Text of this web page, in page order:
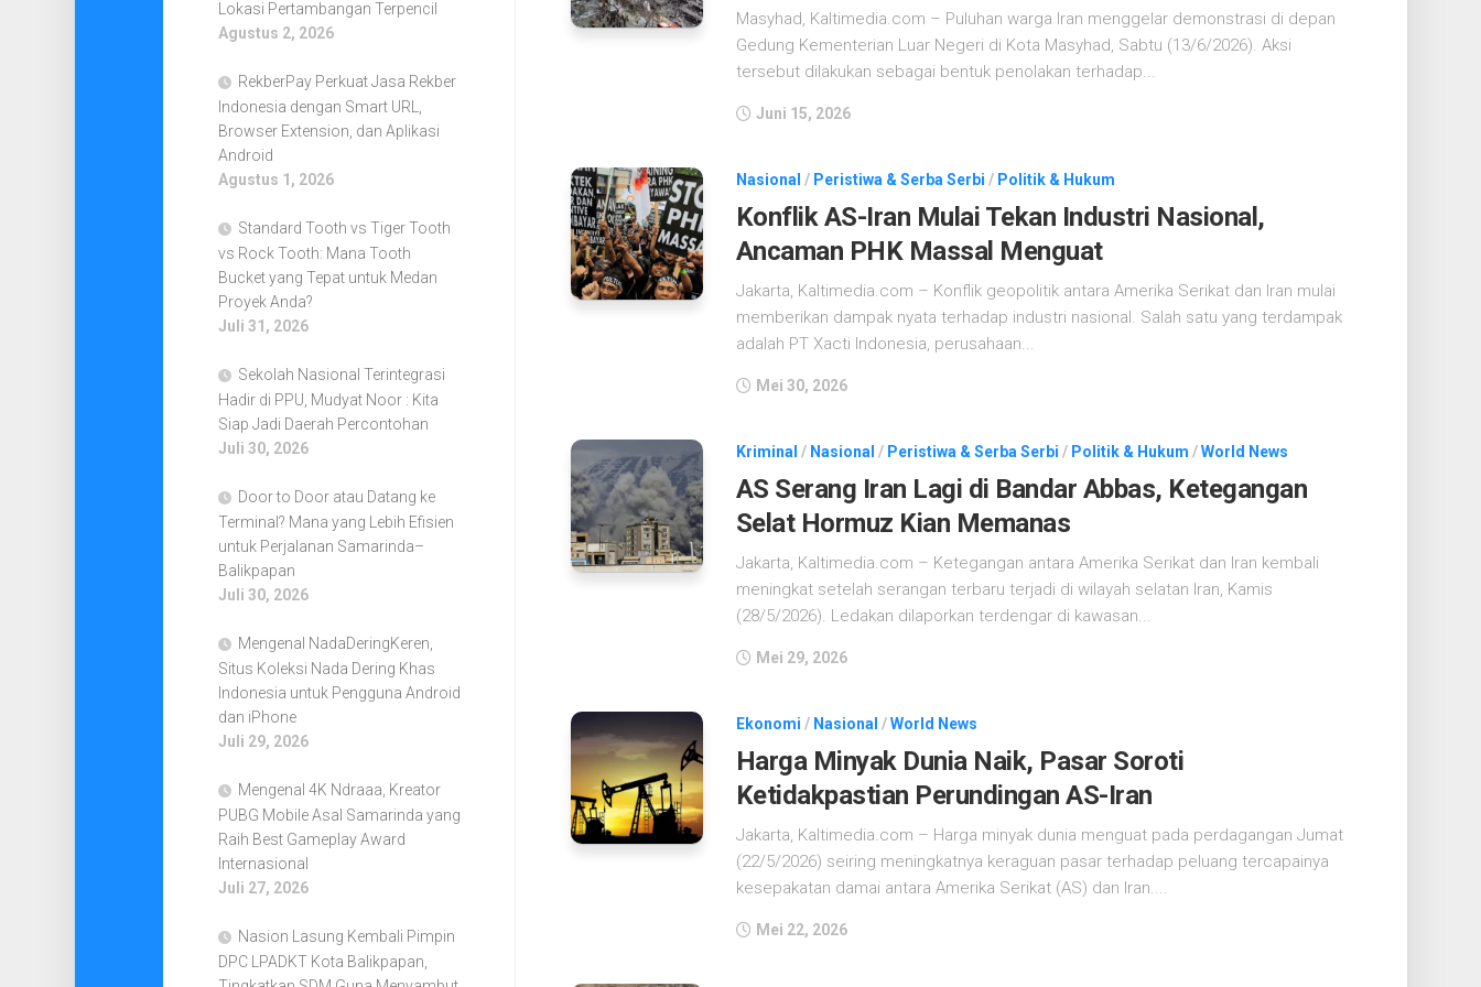
Masyhad, Kaltimedia.com – Puluhan warga Iran menggelar demonstrasi di depan
Gedung Kementerian Luar Negeri di Kota Masyhad, Sabtu (13/6/2026). Aksi
tersebut dilakukan sebagai bentuk penolakan terhadap...
Juni 15, 2026
Nasional / Peristiwa & Serba Serbi / Politik & Hukum
Konflik AS-Iran Mulai Tekan Industri Nasional,
Ancaman PHK Massal Menguat
Jakarta, Kaltimedia.com – Konflik geopolitik antara Amerika Serikat dan Iran mulai
memberikan dampak nyata terhadap industri nasional. Salah satu yang terdampak
adalah PT Xacti Indonesia, perusahaan...
Mei 30, 2026
Kriminal / Nasional / Peristiwa & Serba Serbi / Politik & Hukum /World News
AS Serang Iran Lagi di Bandar Abbas, Ketegangan
Selat Hormuz Kian Memanas
Jakarta, Kaltimedia.com – Ketegangan antara Amerika Serikat dan Iran kembali
meningkat setelah serangan terbaru terjadi di wilayah selatan Iran, Kamis
(28/5/2026). Ledakan dilaporkan terdengar di kawasan...
Mei 29, 2026
Ekonomi / Nasional /World News
Harga Minyak Dunia Naik, Pasar Soroti
Ketidakpastian Perundingan AS-Iran
Jakarta, Kaltimedia.com – Harga minyak dunia menguat pada perdagangan Jumat
(22/5/2026) seiring meningkatnya keraguan pasar terhadap peluang tercapainya
kesepakatan damai antara Amerika Serikat (AS) dan Iran....
Mei 22, 2026
Lokasi Pertambangan Terpencil
Agustus 2, 2026
RekberPay Perkuat Jasa Rekber
Indonesia dengan Smart URL,
Browser Extension, dan Aplikasi
Android
Agustus 1, 2026
Standard Tooth vs Tiger Tooth
vs Rock Tooth: Mana Tooth
Bucket yang Tepat untuk Medan
Proyek Anda?
Juli 31, 2026
Sekolah Nasional Terintegrasi
Hadir di PPU, Mudyat Noor : Kita
Siap Jadi Daerah Percontohan
Juli 30, 2026
Door to Door atau Datang ke
Terminal? Mana yang Lebih Efisien
untuk Perjalanan Samarinda–
Balikpapan
Juli 30, 2026
Mengenal NadaDeringKeren,
Situs Koleksi Nada Dering Khas
Indonesia untuk Pengguna Android
dan iPhone
Juli 29, 2026
Mengenal 4K Ndraaa, Kreator
PUBG Mobile Asal Samarinda yang
Raih Best Gameplay Award
Internasional
Juli 27, 2026
Nasion Lasung Kembali Pimpin
DPC LPADKT Kota Balikpapan,